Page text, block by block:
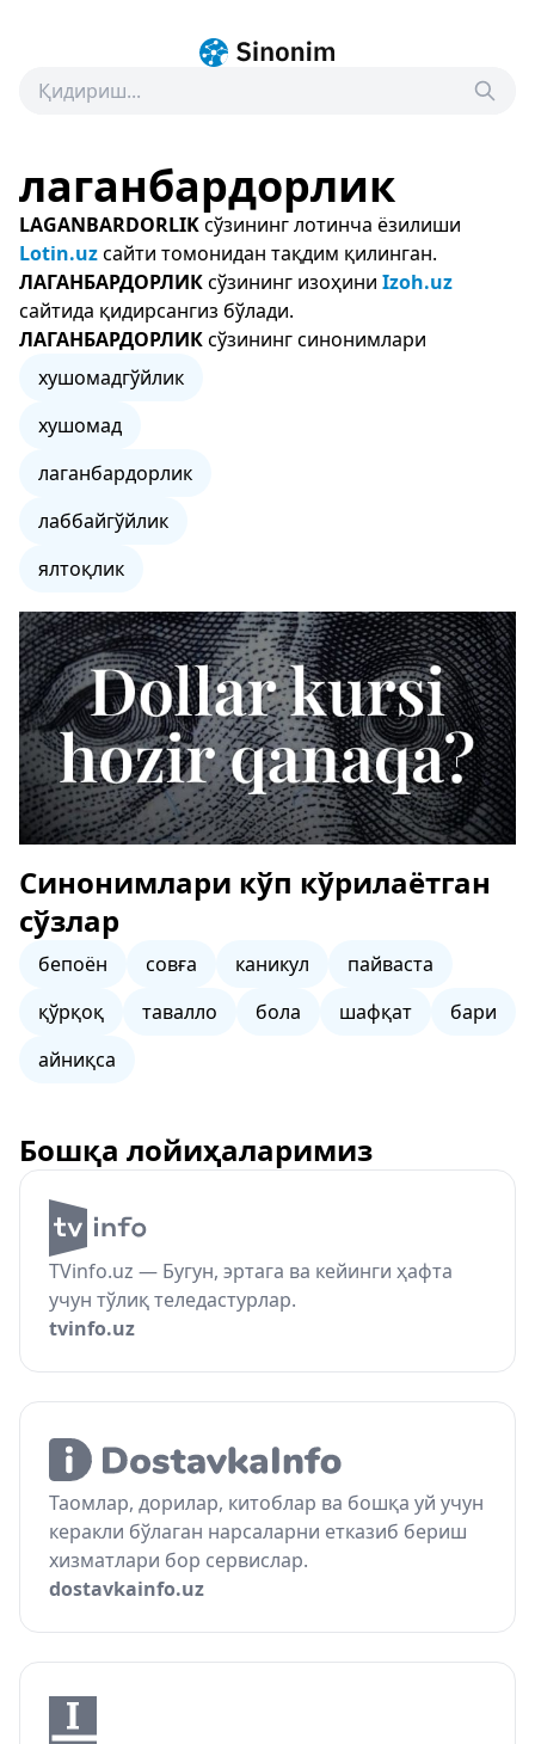
лаганбардорлик
LAGANBARDORLIKсўзининг лотинча ёзилиши
Lotin.uzсайти томонидан тақдим қилинган.
ЛАГАНБАРДОРЛИКсўзининг изоҳини Izoh.uz
сайтида қидирсангиз бўлади.
ЛАГАНБАРДОРЛИКсўзининг синонимлари
хушомадгўйлик
хушомад
лаганбардорлик
лаббайгўйлик
ялтоқлик
Синонимлари кўп кўрилаётган
сўзлар
бепоён совға каникул
пайваста
қўрқоқ
тавалло бола шафқат
бари
айниқса
Бошқа лойиҳаларимиз
TVinfo.uz — Бугун, эртага ва кейинги ҳафта
учун тўлиқ теледастурлар.
tvinfo.uz
Таомлар, дорилар, китоблар ва бошқа уй учун
керакли бўлаган нарсаларни етказиб бериш
хизматлари бор сервислар.
dostavkainfo.uz